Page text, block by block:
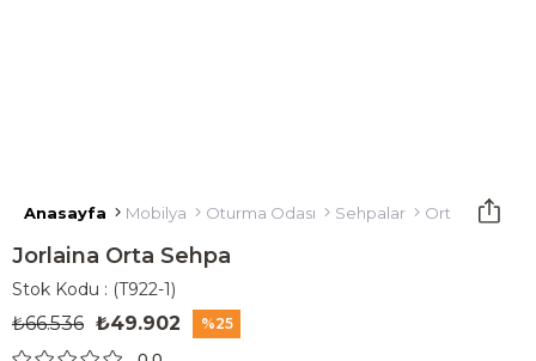
Anasayfa Mobilya Oturma Odası Sehpalar Orta Sehpa
Jorlaina Orta Sehpa
Stok Kodu (T922-1)
₺66.536 ₺49.902 25